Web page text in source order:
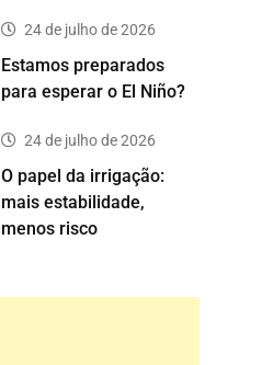
24 de julho de 2026
Estamos preparados
para esperar o El Niño?
24 de julho de 2026
O papel da irrigação:
mais estabilidade,
menos risco